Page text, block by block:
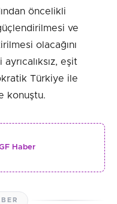
öncelikli
ve
olacağını
eşit
Türkiye ile
konuştu.
Haber